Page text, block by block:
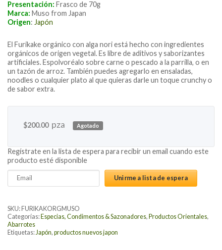
Presentación: Frasco de 70g
Marca: Muso from Japan
Origen: Japón
El Furikake orgánico con alga nori está hecho con ingredientes
orgánicos de origen vegetal. Es libre de aditivos y saborizantes
artificiales. Espolvoréalo sobre carne o pescado a la parrilla, o en
un tazón de arroz. También puedes agregarlo en ensaladas,
noodles o cualquier plato al que quieras darle un toque crunchy o
de sabor extra.
$200.00 pza Agotado
Regístrate en la lista de espera para recibir un email cuando este
producto esté disponible
Enter
your
address
to
join
the
Unirme a lista de espera
SKU:FURIKAKORGMUSO
Categorías:Especias, Condimentos & Sazonadores, Productos Orientales,
Abarrotes
Etiquetas: Japón, productos nuevos japon